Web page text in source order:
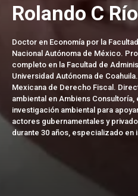
Rolando C
Doctor en Economía por la
Nacional Autónoma de México.
completo en la Facultad de
Universidad Autónoma de
Mexicana de Derecho Fiscal.
ambiental en Ambiens
investigación ambiental para
actores gubernamentales y
durante 30 años, especializado en